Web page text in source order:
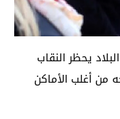
يحظر النقاب
من أغلب الأماكن